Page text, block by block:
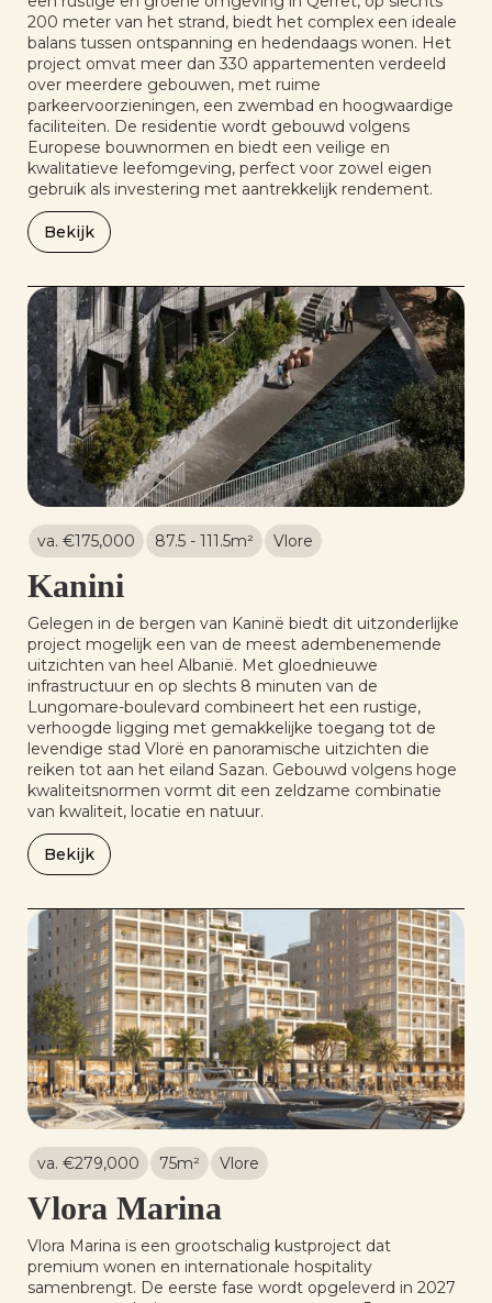
200 meter van het strand, biedt het complex een ideale
balans tussen ontspanning en hedendaags wonen. Het
project omvat meer dan 330 appartementen verdeeld
over meerdere gebouwen, met ruime
parkeervoorzieningen, een zwembad en hoogwaardige
faciliteiten. De residentie wordt gebouwd volgens
Europese bouwnormen en biedt een veilige en
kwalitatieve leefomgeving, perfect voor zowel eigen
gebruik als investering met aantrekkelijk rendement.
Bekijk
va. €175,000 87.5 - 111.5m² Vlore
Kanini
Gelegen in de bergen van Kaninë biedt dit uitzonderlijke
project mogelijk een van de meest adembenemende
uitzichten van heel Albanië. Met gloednieuwe
infrastructuur en op slechts 8 minuten van de
Lungomare-boulevard combineert het een rustige,
verhoogde ligging met gemakkelijke toegang tot de
levendige stad Vlorë en panoramische uitzichten die
reiken tot aan het eiland Sazan. Gebouwd volgens hoge
kwaliteitsnormen vormt dit een zeldzame combinatie
van kwaliteit, locatie en natuur.
Bekijk
va. €279,000 75m² Vlore
Vlora Marina
Vlora Marina is een grootschalig kustproject dat
premium wonen en internationale hospitality
samenbrengt. De eerste fase wordt opgeleverd in 2027